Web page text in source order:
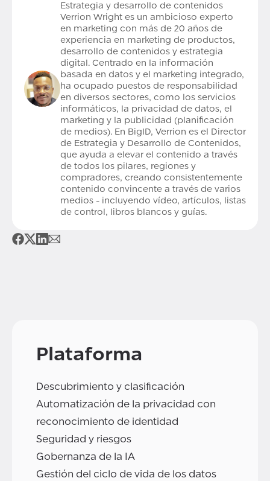
Estrategia y desarrollo de contenidos
Verrion Wright es un ambicioso experto
en marketing con más de 20 años de
experiencia en marketing de productos,
desarrollo de contenidos y estrategia
digital. Centrado en la información
basada en datos y el marketing integrado,
ha ocupado puestos de responsabilidad
en diversos sectores, como los servicios
informáticos, la privacidad de datos, el
marketing y la publicidad (planificación
de medios). En BigID, Verrion es el Director
de Estrategia y Desarrollo de Contenidos,
que ayuda a elevar el contenido a través
de todos los pilares, regiones y
compradores, creando consistentemente
contenido convincente a través de varios
medios - incluyendo vídeo, artículos, listas
de control, libros blancos y guías.
Plataforma
Descubrimiento y clasificación
Automatización de la privacidad con
reconocimiento de identidad
Seguridad y riesgos
Gobernanza de la IA
Gestión del ciclo de vida de los datos